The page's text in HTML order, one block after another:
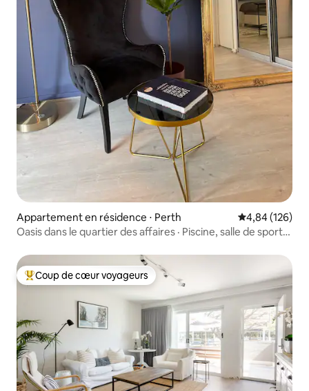
Appartement en résidence ⋅ Perth Évaluation
4,84 (126)
Oasis dans le quartier des affaires · Piscine, salle de sport,
Coups de cœur voyageurs les plus appréciés
Coup de cœur voyageurs